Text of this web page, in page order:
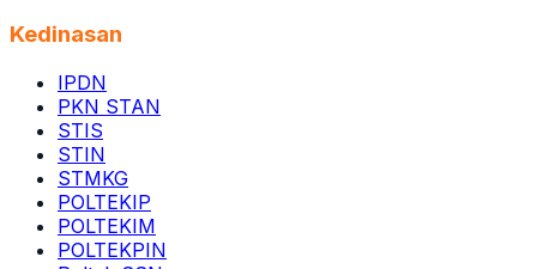
Kedinasan
IPDN
PKN STAN
STIS
STIN
STMKG
POLTEKIP
POLTEKIM
POLTEKPIN